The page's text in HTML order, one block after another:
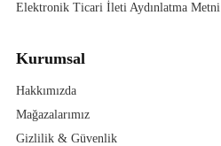
Elektronik Ticari İleti Aydınlatma Metni
Kurumsal
Hakkımızda
Mağazalarımız
Gizlilik & Güvenlik